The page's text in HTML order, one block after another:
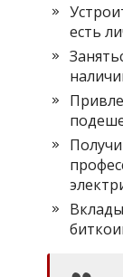
есть